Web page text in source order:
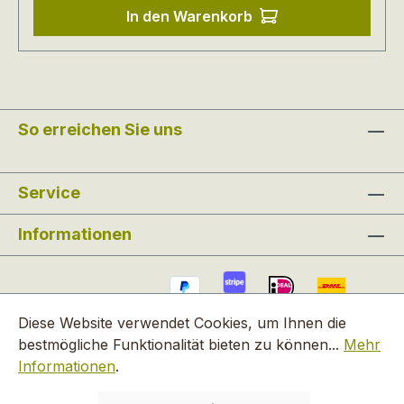
In den Warenkorb
So erreichen Sie uns
Service
Informationen
Diese Website verwendet Cookies, um Ihnen die
bestmögliche Funktionalität bieten zu können... Mehr
Informationen.